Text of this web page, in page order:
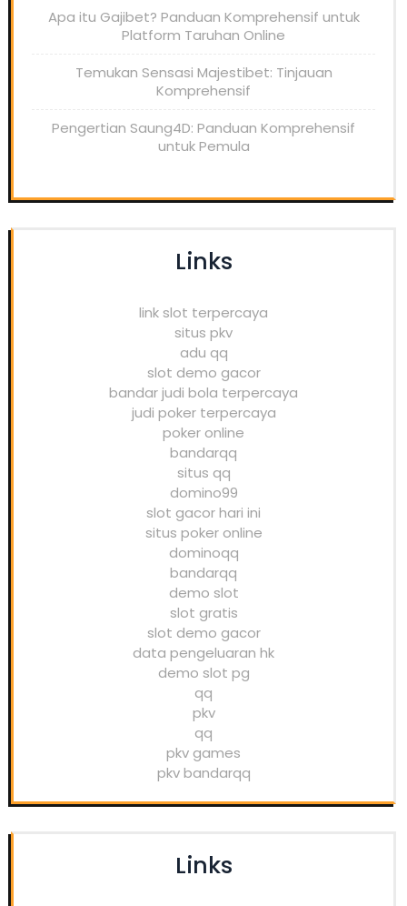
Apa itu Gajibet? Panduan Komprehensif untuk
Platform Taruhan Online
Temukan Sensasi Majestibet: Tinjauan
Komprehensif
Pengertian Saung4D: Panduan Komprehensif
untuk Pemula
Links
link slot terpercaya
situs pkv
adu qq
slot demo gacor
bandar judi bola terpercaya
judi poker terpercaya
poker online
bandarqq
situs qq
domino99
slot gacor hari ini
situs poker online
dominoqq
bandarqq
demo slot
slot gratis
slot demo gacor
data pengeluaran hk
demo slot pg
qq
pkv
qq
pkv games
pkv bandarqq
Links